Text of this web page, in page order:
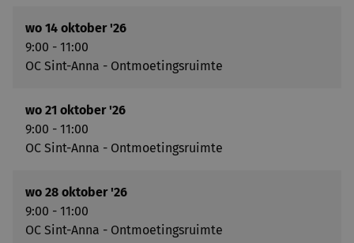
wo 14 oktober '26
9:00 - 11:00
OC Sint-Anna - Ontmoetingsruimte
wo 21 oktober '26
9:00 - 11:00
OC Sint-Anna - Ontmoetingsruimte
wo 28 oktober '26
9:00 - 11:00
OC Sint-Anna - Ontmoetingsruimte